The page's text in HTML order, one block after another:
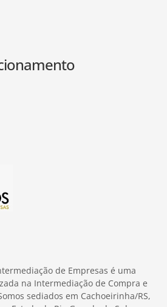
de Empresas é uma
na Intermediação de Compra e
sediados em Cachoeirinha/RS,